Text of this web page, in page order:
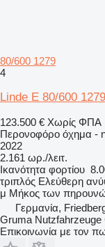
80/600 1279
4
Linde E 80/600 1279
123.500 € Χωρίς ΦΠΑ
Περονοφόρο όχημα -
2022
2.161 ωρ./λειτ.
Ικανότητα φορτίου
τριπλός Ελεύθερη
μ Μήκος των
Γερμανία,
Gruma Nutzfahrzeuge
Επικοινωνία με τον